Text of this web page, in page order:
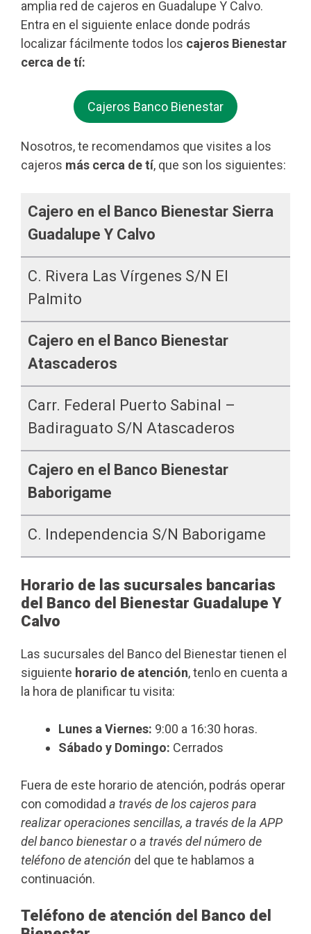
amplia red de cajeros en Guadalupe Y Calvo.
Entra en el siguiente enlace donde podrás
localizar fácilmente todos los cajeros Bienestar
cerca de tí:
Cajeros Banco Bienestar
Nosotros, te recomendamos que visites a los
cajeros más cerca de tí, que son los siguientes:
Cajero en el Banco Bienestar Sierra
Guadalupe Y Calvo
C. Rivera Las Vírgenes S/n El
Palmito
Cajero en el Banco Bienestar
Atascaderos
Carr. Federal Puerto Sabinal –
Badiraguato S/n Atascaderos
Cajero en el Banco Bienestar
Baborigame
C. Independencia S/n Baborigame
Horario de las sucursales bancarias
del Banco del Bienestar Guadalupe Y
Calvo
Las sucursales del Banco del Bienestar tienen el
siguiente horario de atención, tenlo en cuenta a
la hora de planificar tu visita:
Lunes a Viernes: 9:00 a 16:30 horas.
Sábado y Domingo: Cerrados
Fuera de este horario de atención, podrás operar
con comodidad a través de los cajeros para
realizar operaciones sencillas, a través de la APP
del banco bienestar o a través del número de
teléfono de atención del que te hablamos a
continuación.
Teléfono de atención del Banco del